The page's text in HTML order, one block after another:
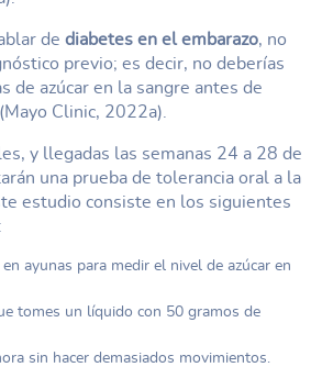
de diabetes en el embarazo, no
previo; es decir, no deberías
de azúcar en la sangre antes de
Clinic, 2022a).
y llegadas las semanas 24 a 28 de
una prueba de tolerancia oral a la
estudio consiste en los siguientes
ayunas para medir el nivel de azúcar en
tomes un líquido con 50 gramos de
sin hacer demasiados movimientos.